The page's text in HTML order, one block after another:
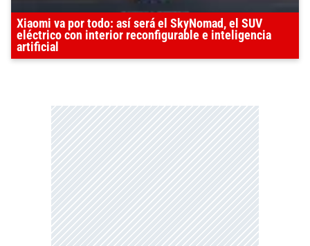
Xiaomi va por todo: así será el SkyNomad, el SUV
eléctrico con interior reconfigurable e inteligencia
artificial